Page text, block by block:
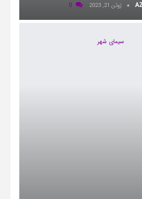
ژوئن 21, 2023
سیمای شهر